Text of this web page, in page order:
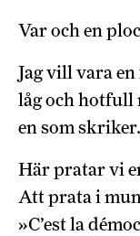
Var och en
Jag vill vara
låg och hotfull
en som skriker.
Här pratar vi
Att prata i
»C’est la